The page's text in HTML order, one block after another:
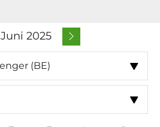
Juni 2025